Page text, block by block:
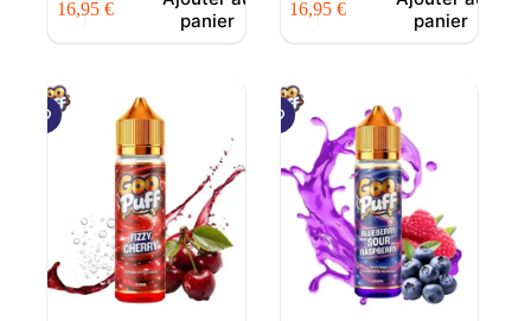
16,95 €
panier
16,95€
panier